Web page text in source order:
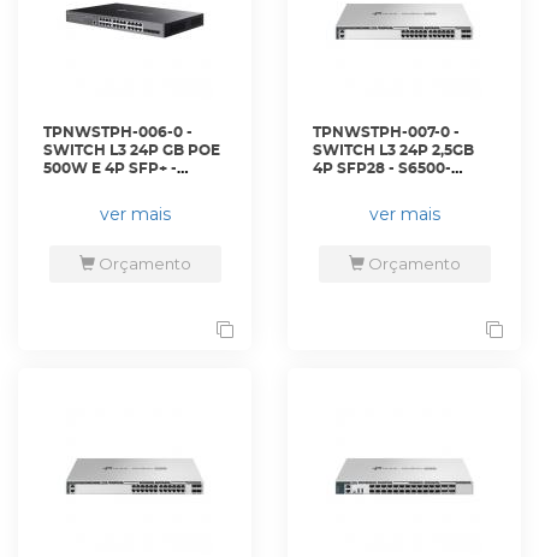
TPNWSTPH-006-0 -
SWITCH L3 24P GB POE
500W E 4P SFP+ -
ver mais
Orçamento
TPNWSTPH-007-0 -
SWITCH L3 24P 2,5GB
4P SFP28 - S6500-
ver mais
Orçamento